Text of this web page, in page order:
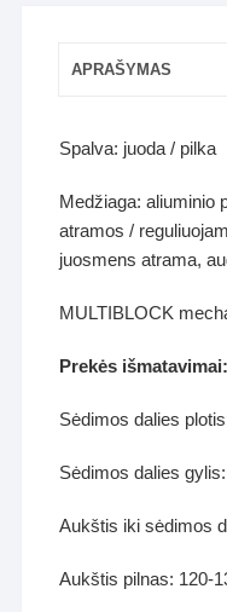
APRAŠYMAS
Spalva: juoda / pilka
Medžiaga: aliuminio
atramos /
juosmens atrama,
MULTIBLOCK
Prekės išmatavimai:
Sėdimos dalies
Sėdimos dalies
Aukštis iki sėdimos
Aukštis pilnas: 120-